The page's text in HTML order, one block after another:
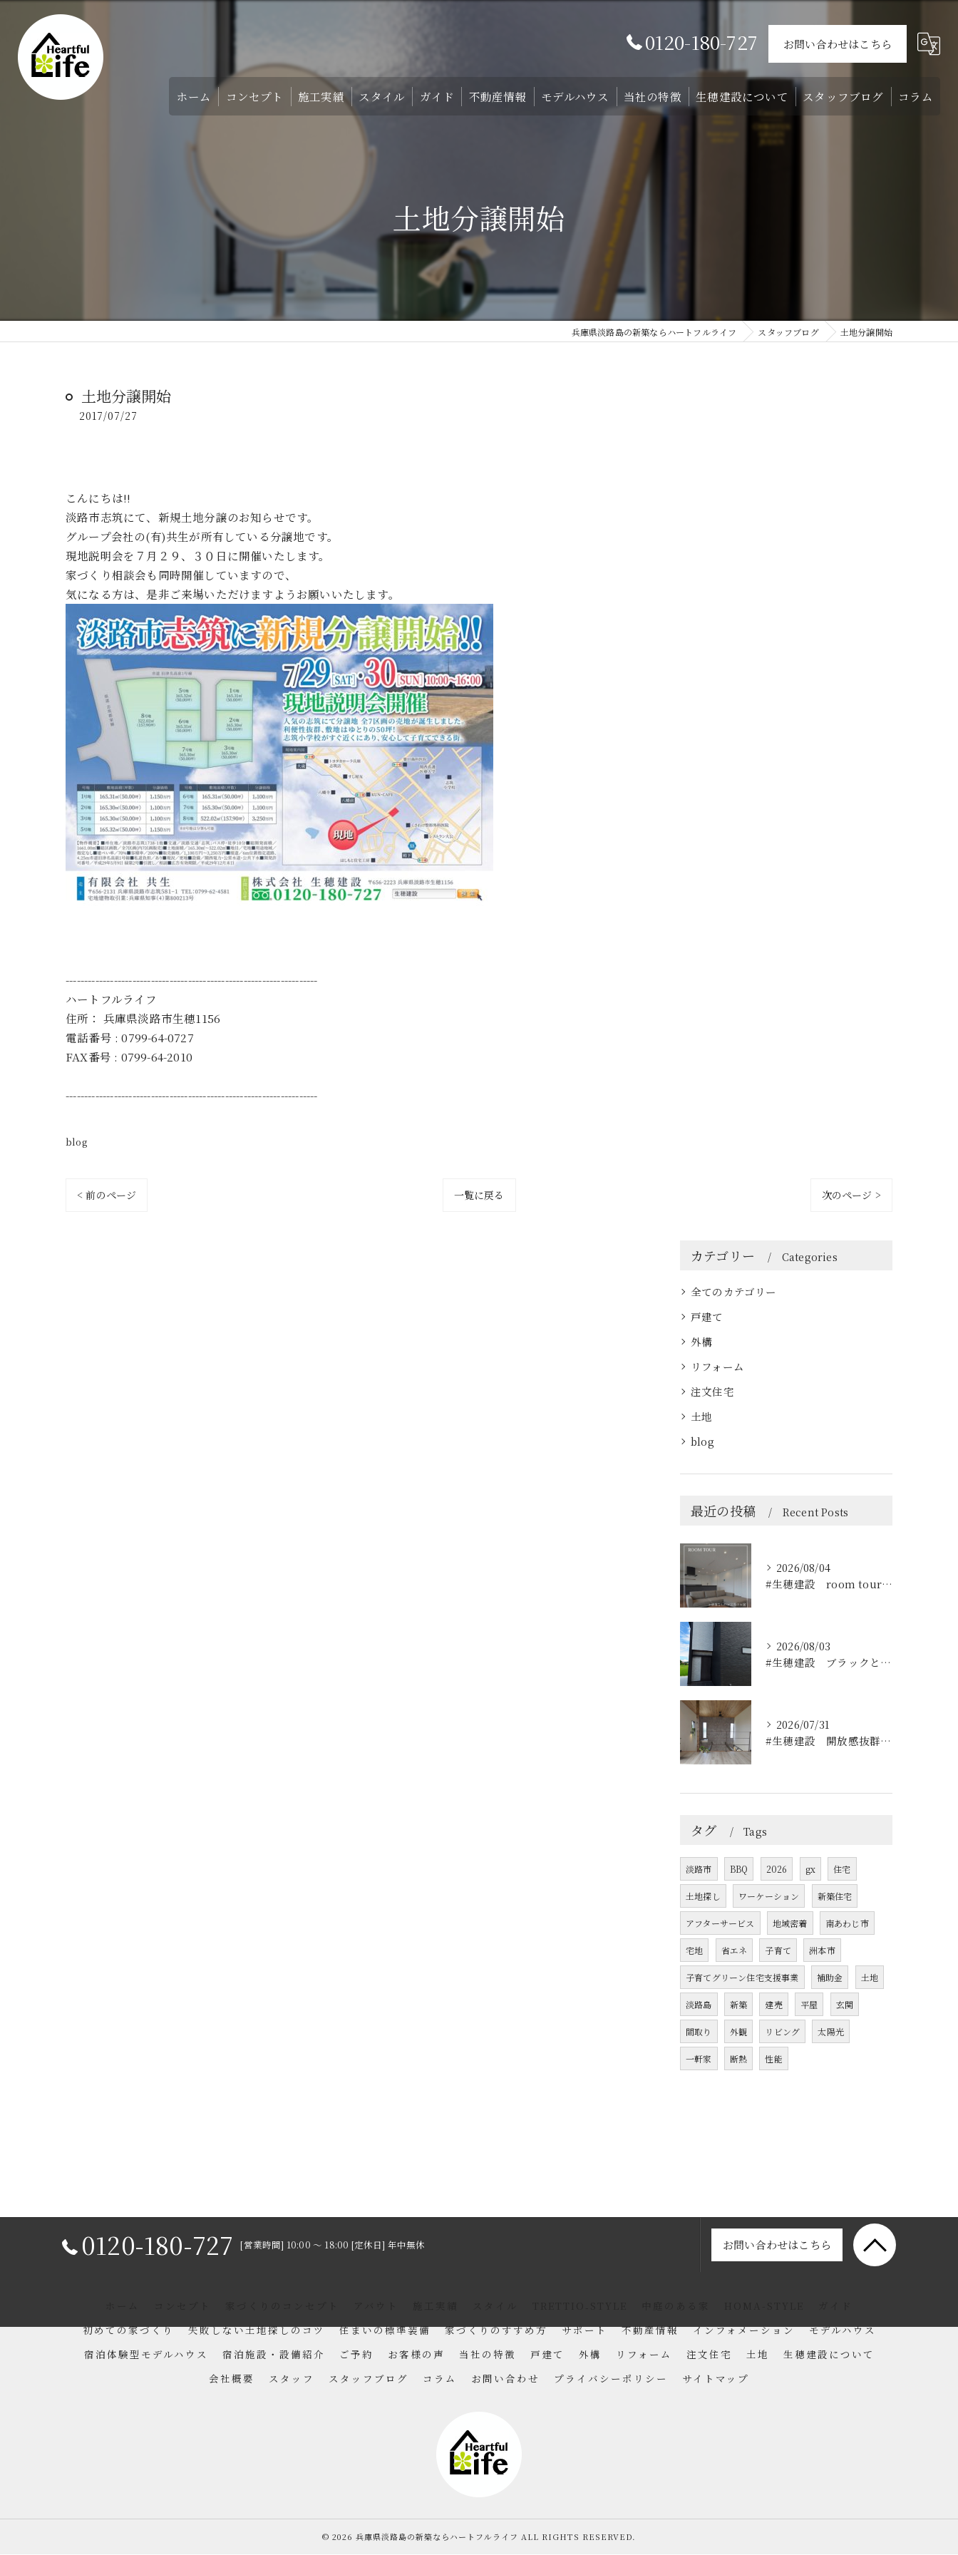
0120-180-727 お問い合わせはこちら
ホーム コンセプト 施工実績 スタイル
TRETTIO₋STYLE
HOMA-STYLE
ガイド
住まいの標準装備
家づくりのすすめ方
サポート
不動産情報 モデルハウス
ご予約
当社の特徴
外構
リフォーム
生穂建設について スタッフブログ コラム
土地分譲開始
兵庫県淡路島の新築ならハートフルライフ スタッフブログ 土地分譲開始
土地分譲開始
2017/07/27
こんにちは!!
淡路市志筑にて、新規土地分譲のお知らせです。
グループ会社の(有)共生が所有している分譲地です。
現地説明会を７月２９、３０日に開催いたします。
家づくり相談会も同時開催していますので、
気になる方は、是非ご来場いただけますようお願いいたします。
--------------------------------------------------------------------
ハートフルライフ
住所： 兵庫県淡路市生穂1156
電話番号 :0799-64-0727
FAX番号 : 0799-64-2010
--------------------------------------------------------------------
blog
< 前のページ 一覧に戻る 次のページ >
カテゴリー Categories
全てのカテゴリー
戸建て
外構
リフォーム
注文住宅
土地
blog
最近の投稿 Recent Posts
2026/08/04
#生穂建設 room tour🏠
2026/08/03
#生穂建設 ブラックとグレーのコントラストがスタイリッシュな...
2026/07/31
#生穂建設 開放感抜群の吹き抜けと2階のフリースペース🌿
タグ Tags
淡路市 BBQ 2026 gx 住宅
土地探し ワーケーション 新築住宅
アフターサービス 地域密着 南あわじ市
宅地 省エネ 子育て 洲本市
子育てグリーン住宅支援事業 補助金 土地
淡路島 新築 建売 平屋 玄関
間取り 外観 リビング 太陽光
一軒家 断熱 性能
0120-180-727 [営業時間] 10:00 ～ 18:00 [定休日] 年中無休 お問い合わせはこちら
初めての家づくり
失敗しない土地探しのコツ 住まいの標準装備 家づくりのすすめ方 サポート 不動産情報 インフォメーション
モデルハウス
宿泊体験型モデルハウス
宿泊施設・設備紹介 ご予約 お客様の声 当社の特徴 戸建て 外構 リフォーム 注文住宅 土地
生穂建設について
会社概要
スタッフ スタッフブログ コラム お問い合わせ プライバシーポリシー サイトマップ
© 2026 兵庫県淡路島の新築ならハートフルライフ ALL RIGHTS RESERVED.